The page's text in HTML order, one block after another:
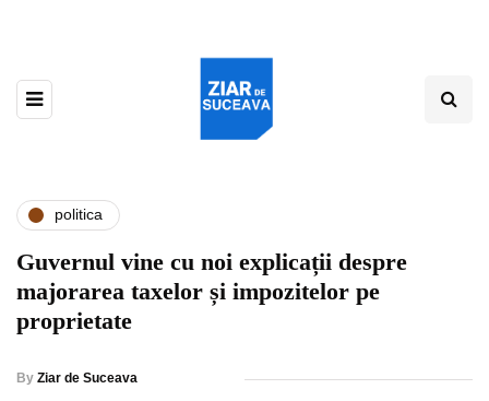
politica
Guvernul vine cu noi explicații despre
majorarea taxelor și impozitelor pe
proprietate
By Ziar de Suceava